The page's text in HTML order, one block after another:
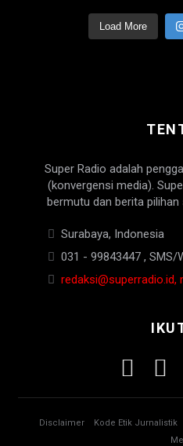
Load More
Super Radio adalah
(konvergensi media).
bermutu dan berita
Surabaya, Indonesia
031 - 99843447 , SMS/
redaksi@superradio.id,
Disclaimer Kode Etik Jurnalistik